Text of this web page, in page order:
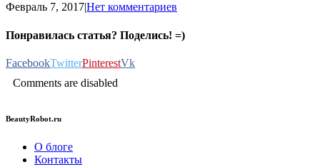
Февраль 7, 2017|Нет комментариев
Понравилась статья? Поделись! =)
FacebookTwitterPinterestVk
Comments are disabled
BeautyRobot.ru
О блоге
Контакты